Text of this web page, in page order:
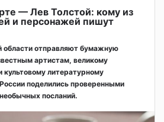
— Лев Толстой: кому из
и персонажей пишут
области отправляют бумажную
артистам, великому
культовому литературному
поделились проверенными
посланий.